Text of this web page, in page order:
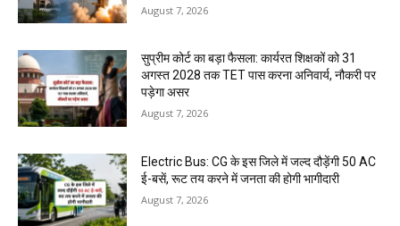
August 7, 2026
सुप्रीम कोर्ट का बड़ा फैसला: कार्यरत शिक्षकों को 31
अगस्त 2028 तक TET पास करना अनिवार्य, नौकरी पर
पड़ेगा असर
August 7, 2026
Electric Bus: CG के इस जिले में जल्द दौड़ेंगी 50 AC
ई-बसें, रूट तय करने में जनता की होगी भागीदारी
August 7, 2026